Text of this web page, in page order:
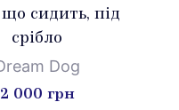
сидить, під
срібло
Dog
2 000 грн